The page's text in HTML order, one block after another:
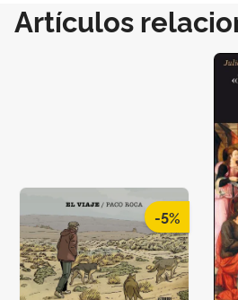
Artículos
-5%